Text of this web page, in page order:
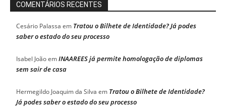
COMENTÁRIOS RECENTES
Cesário Palassa em Tratou o Bilhete de Identidade? Já podes
saber o estado do seu processo
Isabel JoãoemINAAREES já permite homologação de diplomas
sem sair de casa
Hermegildo Joaquim da Silva em Tratou o Bilhete de Identidade?
Já podes saber o estado do seu processo